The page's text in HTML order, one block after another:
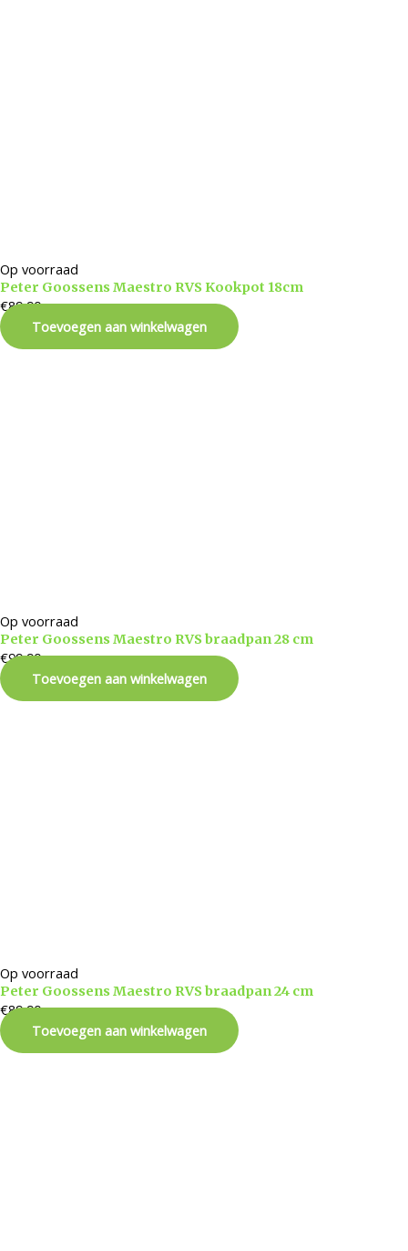
Op voorraad
Peter Goossens Maestro RVS Kookpot 18cm
€89,90
Toevoegen aan winkelwagen
Op voorraad
Peter Goossens Maestro RVS braadpan 28 cm
€99,90
Toevoegen aan winkelwagen
Op voorraad
Peter Goossens Maestro RVS braadpan 24 cm
€89,90
Toevoegen aan winkelwagen